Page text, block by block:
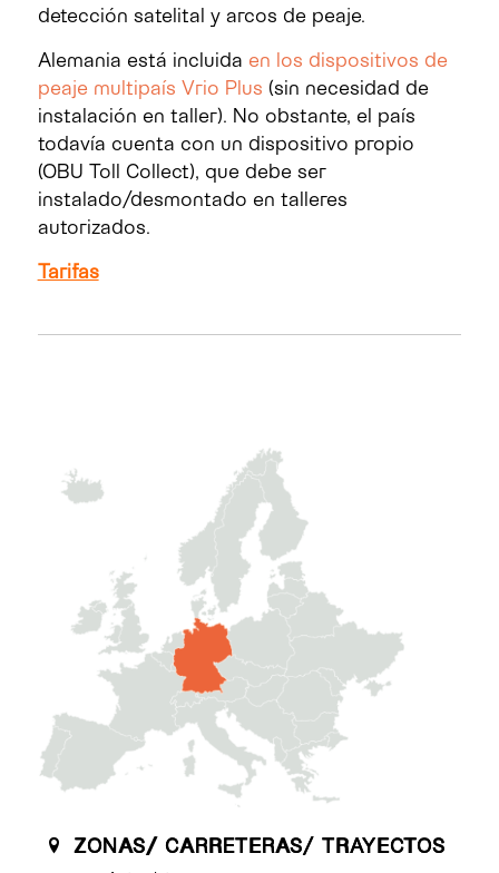
detección satelital y arcos de peaje.
Alemania está incluida en los dispositivos de
peaje multipaís Vrio Plus (sin necesidad de
instalación en taller). No obstante, el país
todavía cuenta con un dispositivo propio
(OBU Toll Collect), que debe ser
instalado/desmontado en talleres
autorizados.
Tarifas
ZONAS/ CARRETERAS/ TRAYECTOS